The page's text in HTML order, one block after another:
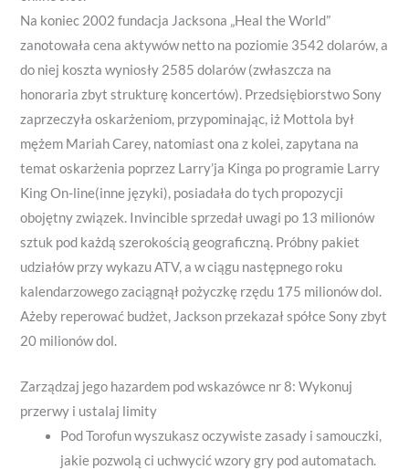
Na koniec 2002 fundacja Jacksona „Heal the World”
zanotowała cena aktywów netto na poziomie 3542 dolarów, a
do niej koszta wyniosły 2585 dolarów (zwłaszcza na
honoraria zbyt strukturę koncertów). Przedsiębiorstwo Sony
zaprzeczyła oskarżeniom, przypominając, iż Mottola był
mężem Mariah Carey, natomiast ona z kolei, zapytana na
temat oskarżenia poprzez Larry’ja Kinga po programie Larry
King On-line (inne języki), posiadała do tych propozycji
obojętny związek. Invincible sprzedał uwagi po 13 milionów
sztuk pod każdą szerokością geograficzną. Próbny pakiet
udziałów przy wykazu ATV, a w ciągu następnego roku
kalendarzowego zaciągnął pożyczkę rzędu 175 milionów dol.
Ażeby reperować budżet, Jackson przekazał spółce Sony zbyt
20 milionów dol.
Zarządzaj jego hazardem pod wskazówce nr 8: Wykonuj
przerwy i ustalaj limity
Pod Torofun wyszukasz oczywiste zasady i samouczki,
jakie pozwolą ci uchwycić wzory gry pod automatach.
r
o
u
g
h
₨
2
0
r
o
u
g
h
₨
2
0
r
o
u
g
h
₨
4
0
u
g
h
₨
9
0
0